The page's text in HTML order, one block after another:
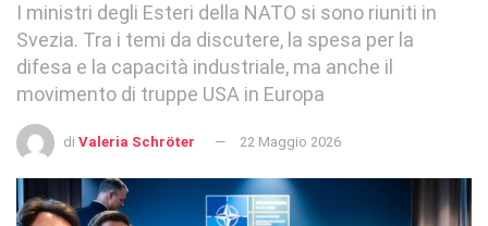
I ministri degli Esteri della NATO si sono riuniti in
Svezia. Tra i temi da discutere, la spesa per la
difesa e la capacità industriale, ma anche il
movimento di truppe USA in Europa
di Valeria Schröter 22 Maggio 2026